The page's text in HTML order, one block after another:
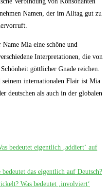
Namen, der im‍ Alltag ‌gut ⁣zu
Name Mia eine schöne und
⁣Interpretationen, die von
göttlicher ​Gnade reichen.
internationalen Flair ist Mia
deutschen als auch in der ⁣globalen
bedeutet eigentlich ‚addiert‘ auf
das eigentlich auf Deutsch?
Was bedeutet ‚involviert‘